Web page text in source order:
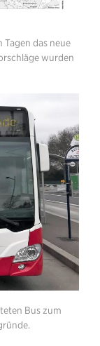
das neue
wurden
Bus zum